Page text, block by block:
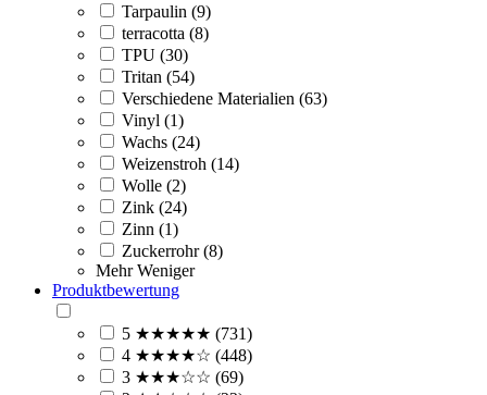
Tarpaulin (9)
terracotta (8)
TPU (30)
Tritan (54)
Verschiedene Materialien (63)
Vinyl (1)
Wachs (24)
Weizenstroh (14)
Wolle (2)
Zink (24)
Zinn (1)
Zuckerrohr (8)
Mehr Weniger
Produktbewertung
5 ★★★★★ (731)
4 ★★★★☆ (448)
3 ★★★☆☆ (69)